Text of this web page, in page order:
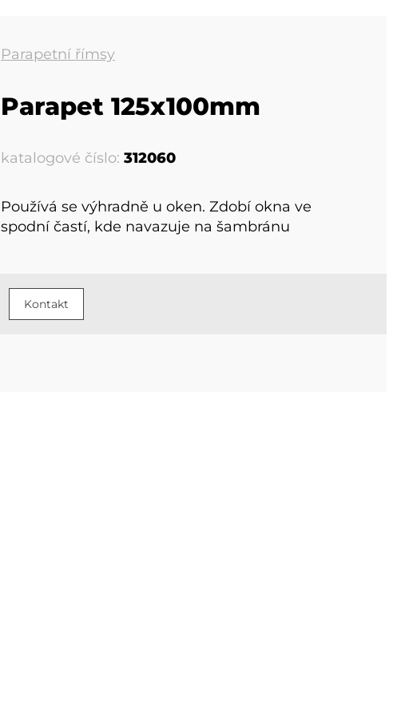
Parapetní římsy
Parapet 125x100mm
katalogové číslo: 312060
Používá se výhradně u oken. Zdobí okna ve
spodní častí, kde navazuje na šambránu
Kontakt